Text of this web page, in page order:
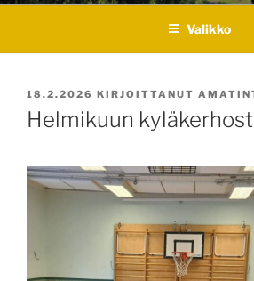
Valikko
JULKAISTU
18.2.2026 KIRJOITTANUT
Helmikuun